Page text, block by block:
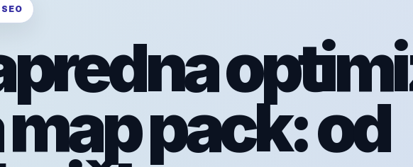
map pack: od